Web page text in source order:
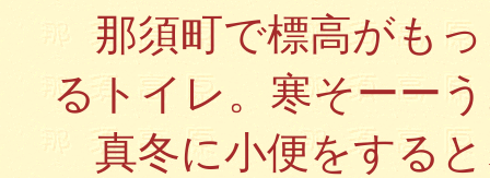
那須町で標高がもっ
るトイレ。寒そーー
真冬に小便をすると